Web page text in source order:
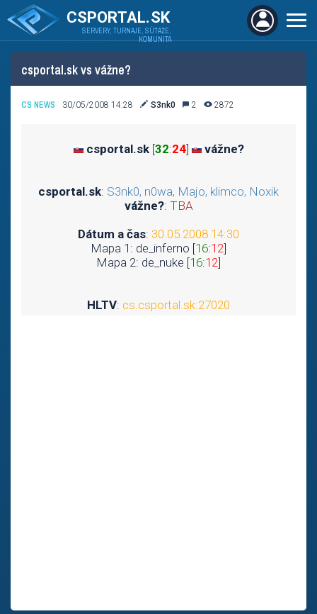
CSPORTAL.SK
SERVERY, TURNAJE, SÚŤAŽE,
KOMUNITA
csportal.sk vs vážne?
CS NEWS 30/05/2008 14:28 S3nk0 2 2872
csportal.sk[32:24] vážne?
csportal.sk: S3nk0, n0wa, Majo, klimco, Noxik
vážne?: TBA
Dátum a čas: 30.05.2008 14:30
Mapa 1: de_inferno [16:12]
Mapa 2: de_nuke [16:12]
HLTV: cs.csportal.sk:27020